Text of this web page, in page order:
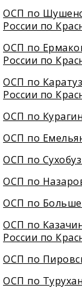
ОСП по
России по
ОСП по
России по
ОСП по
России по
ОСП по
ОСП по
ОСП по
ОСП по
ОСП по
ОСП по
России по
ОСП по
ОСП по